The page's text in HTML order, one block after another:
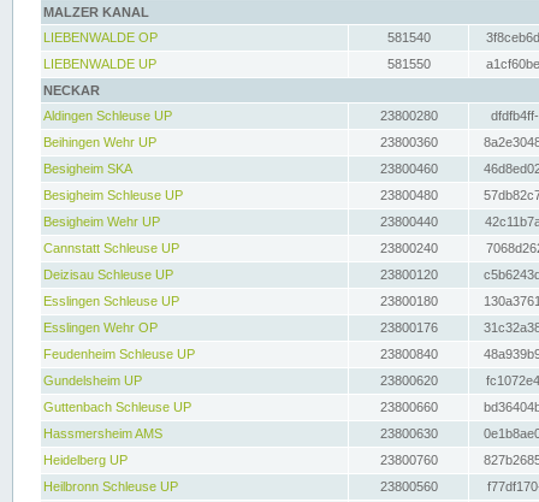
MALZER KANAL
LIEBENWALDE OP
581540
LIEBENWALDE UP
581550
NECKAR
Aldingen Schleuse UP
23800280
Beihingen Wehr UP
23800360
Besigheim SKA
23800460
Besigheim Schleuse UP
23800480
Besigheim Wehr UP
23800440
Cannstatt Schleuse UP
23800240
Deizisau Schleuse UP
23800120
Esslingen Schleuse UP
23800180
Esslingen Wehr OP
23800176
Feudenheim Schleuse UP
23800840
Gundelsheim UP
23800620
Guttenbach Schleuse UP
23800660
Hassmersheim AMS
23800630
Heidelberg UP
23800760
Heilbronn Schleuse UP
23800560